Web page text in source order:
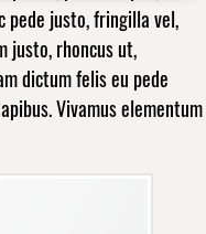
pede justo, fringilla vel,
justo, rhoncus ut,
dictum felis eu pede
Vivamus elementum